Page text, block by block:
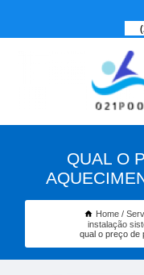
QUAL O
Home
instalação
qual o preço de